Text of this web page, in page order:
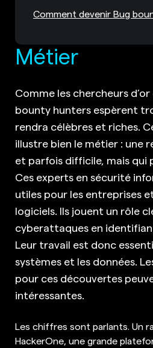
Métier
Comme les chercheurs
bounty hunters espèrent
rendra célèbres et riches.
illustre bien le métier : une
et parfois difficile, mais qui
Ces experts en sécurité
utiles pour les entreprises
logiciels. Ils jouent un rôle
cyberattaques en
Leur travail est donc
systèmes et les données.
pour ces découvertes
intéressantes.
Les chiffres sont parlants. Un
HackerOne, une grande
Comment devenir Bug